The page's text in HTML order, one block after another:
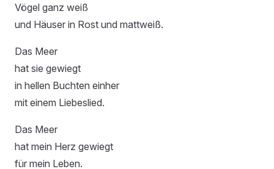
Vögel ganz weiß
und Häuser in Rost und mattweiß.
Das Meer
hat sie gewiegt
in hellen Buchten einher
mit einem Liebeslied.
Das Meer
hat mein Herz gewiegt
für mein Leben.